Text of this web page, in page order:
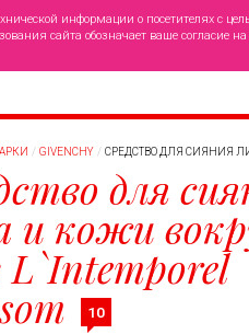
информации о посетителях с
сайта обозначает ваше согласие
GIVENCHY СРЕДСТВО ДЛЯ СИЯНИЯ
для
и кожи
L`Intemporel
10